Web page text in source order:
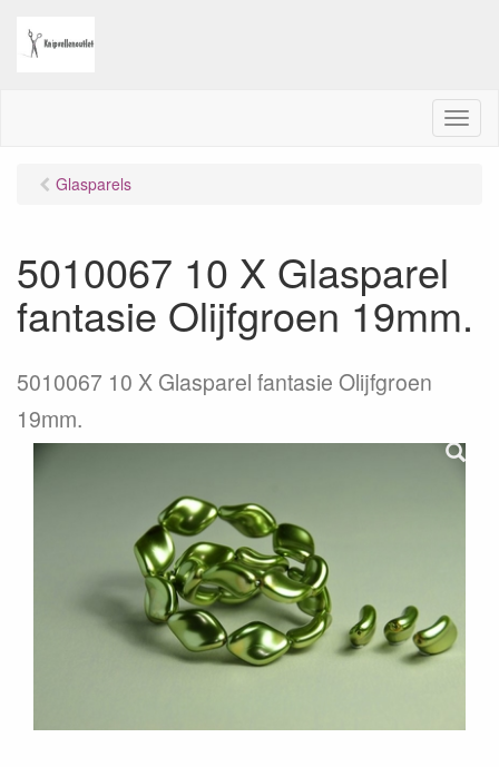
M
e
Glasparels
5010067 10 X Glasparel
fantasie Olijfgroen 19mm.
5010067 10 X Glasparel fantasie Olijfgroen
19mm.